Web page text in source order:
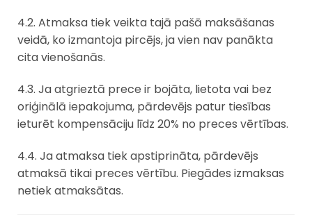
4.2. Atmaksa tiek veikta tajā pašā maksāšanas
veidā, ko izmantoja pircējs, ja vien nav panākta
cita vienošanās.
4.3. Ja atgrieztā prece ir bojāta, lietota vai bez
oriģinālā iepakojuma, pārdevējs patur tiesības
ieturēt kompensāciju līdz 20% no preces vērtības.
4.4. Ja atmaksa tiek apstiprināta, pārdevējs
atmaksā tikai preces vērtību. Piegādes izmaksas
netiek atmaksātas.